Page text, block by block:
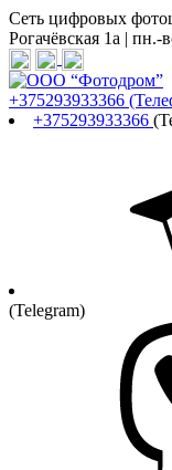
Сеть цифровых
Рогачёвская 1а |
+375293933366
+375293933366
(Telegram)